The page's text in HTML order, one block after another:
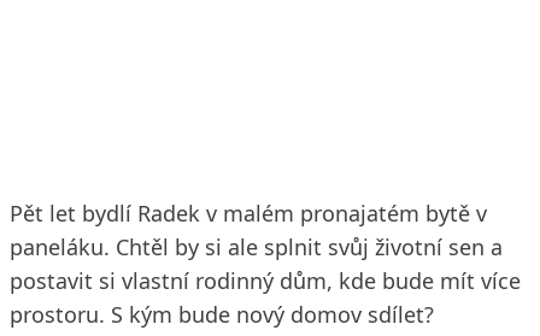
Pět let bydlí Radek v malém pronajatém bytě v
paneláku. Chtěl by si ale splnit svůj životní sen a
postavit si vlastní rodinný dům, kde bude mít více
prostoru. S kým bude nový domov sdílet?